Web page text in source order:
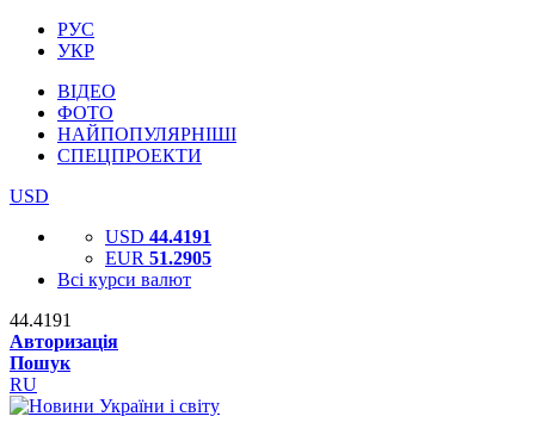
РУС
УКР
ВІДЕО
ФОТО
НАЙПОПУЛЯРНІШІ
СПЕЦПРОЕКТИ
USD
USD 44.4191
EUR 51.2905
Всі курси валют
44.4191
Авторизація
Пошук
RU